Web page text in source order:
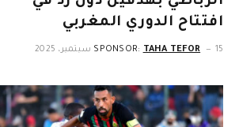
افتتاح الدوري المغربي
SPONSOR: TAHA TEFOR 15 سبتمبر، 2025